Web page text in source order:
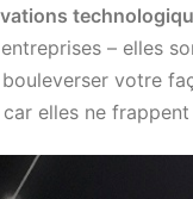
– elles
votre
elles ne